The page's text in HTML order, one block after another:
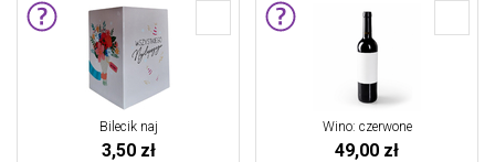
Bilecik naj
3,50 zł
Wino: czerwone
49,00 zł